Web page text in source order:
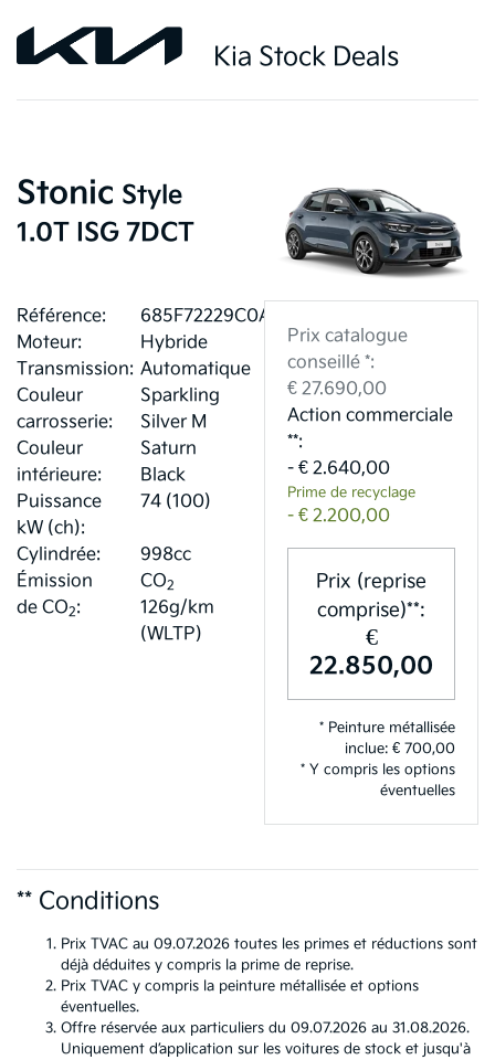
Kia Stock Deals
Stonic Style
1.0T ISG 7DCT
Référence:
685F72229C0A0
Moteur:
Hybride
Transmission: Automatique
Couleur
carrosserie:
Sparkling
Silver M
Couleur
intérieure:
Saturn
Black
Puissance
kW (ch):
74 (100)
Cylindrée:
998cc
Émission
de CO2:
CO2
126g/km
(WLTP)
Prix catalogue
conseillé *:
€ 27.690,00
Action commerciale
**:
- € 2.640,00
Prime de recyclage
- € 2.200,00
Prix (reprise
comprise)**:
€
22.850,00
* Peinture métallisée
inclue: € 700,00
* Y compris les options
éventuelles
** Conditions
Prix TVAC au 09.07.2026 toutes les primes et réductions sont
déjà déduites y compris la prime de reprise.
Prix TVAC y compris la peinture métallisée et options
éventuelles.
Offre réservée aux particuliers du 09.07.2026 au 31.08.2026.
Uniquement d’application sur les voitures de stock et jusqu'à